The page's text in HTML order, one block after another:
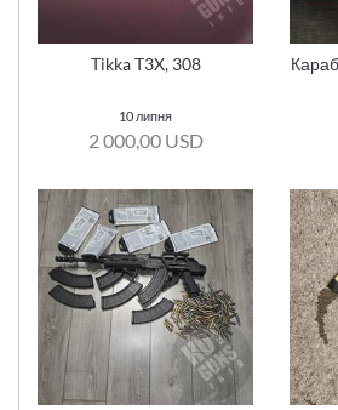
Tikka T3X, 308
10 липня
2 000,00 USD